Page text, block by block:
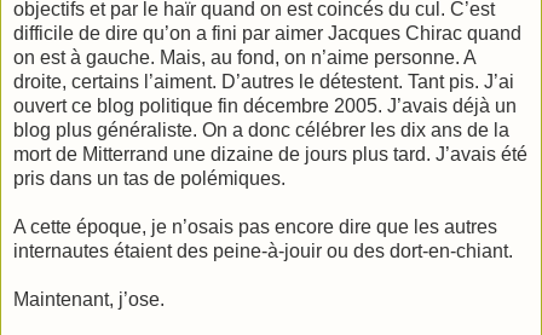
objectifs et par le haïr quand on est coincés du cul. C’est
difficile de dire qu’on a fini par aimer Jacques Chirac quand
on est à gauche. Mais, au fond, on n’aime personne. A
droite, certains l’aiment. D’autres le détestent. Tant pis. J’ai
ouvert ce blog politique fin décembre 2005. J’avais déjà un
blog plus généraliste. On a donc célébrer les dix ans de la
mort de Mitterrand une dizaine de jours plus tard. J’avais été
pris dans un tas de polémiques.
A cette époque, je n’osais pas encore dire que les autres
internautes étaient des peine-à-jouir ou des dort-en-chiant.
Maintenant, j’ose.